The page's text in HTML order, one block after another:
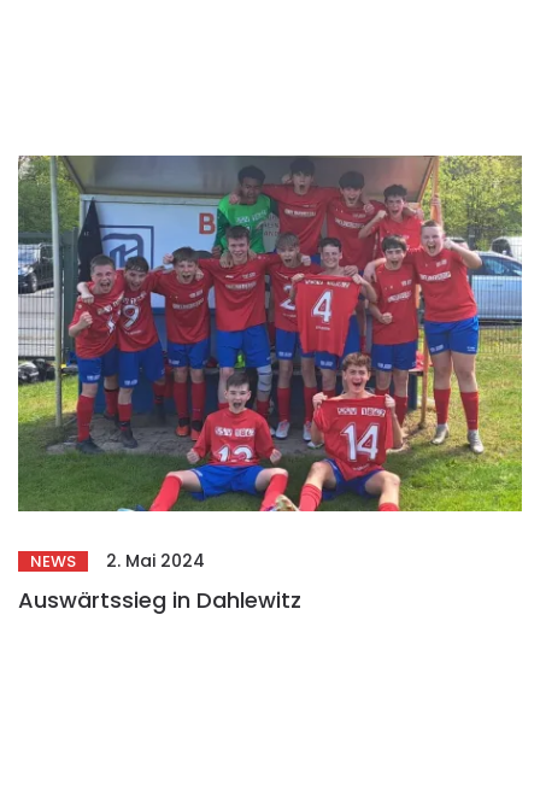
NEWS 2. Mai 2024
Auswärtssieg in Dahlewitz